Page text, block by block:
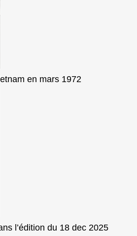
en mars 1972
l’édition du 18 dec 2025